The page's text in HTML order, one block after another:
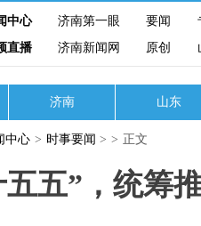
中心 济南第一眼 要闻
直播
济南新闻网 原创
济南 山东
中心 > 时事要闻 > > 正文
五”，统筹